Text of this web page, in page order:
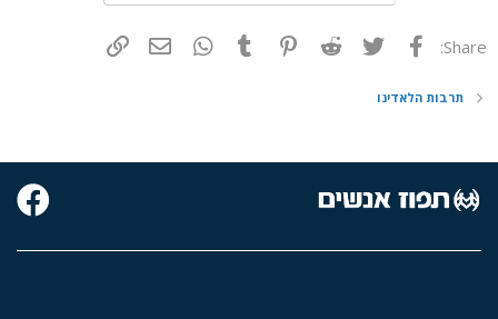
Share: פייסבוק Twitter
Reddit
Pinterest
Tumblr
WhatsAppדואר אלקטרוני
תרבות הלאדינו